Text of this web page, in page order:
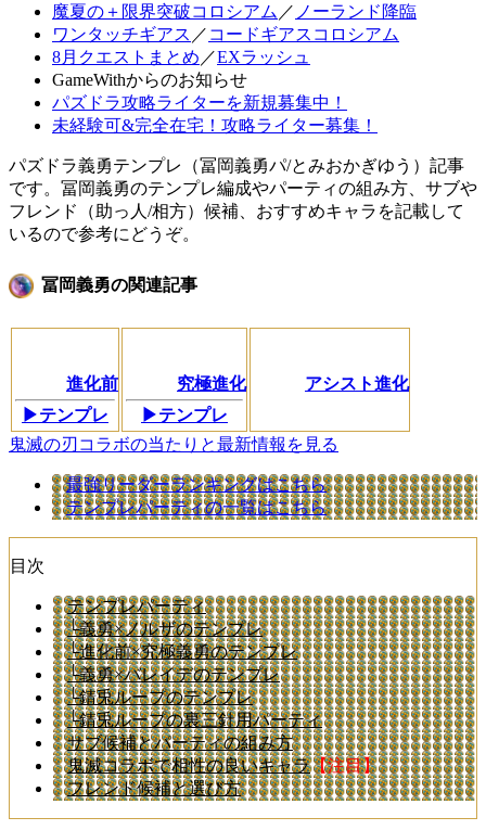
魔夏の＋限界突破コロシアム ／ ノーランド降臨
ワンタッチギアス ／ コードギアスコロシアム
8月クエストまとめ ／EXラッシュ
GameWithからのお知らせ
パズドラ攻略ライターを新規募集中！
未経験可&完全在宅！攻略ライター募集！
パズドラ義勇テンプレ（冨岡義勇パ/とみおかぎゆう）記事
です。冨岡義勇のテンプレ編成やパーティの組み方、サブや
フレンド（助っ人/相方）候補、おすすめキャラを記載して
いるので参考にどうぞ。
冨岡義勇の関連記事
進化前
▶︎テンプレ
究極進化
▶︎テンプレ
アシスト進化
鬼滅の刃コラボの当たりと最新情報を見る
最強リーダーランキングはこちら
テンプレパーティの一覧はこちら
目次
テンプレパーティ
└義勇×ノルザのテンプレ
└進化前×究極義勇のテンプレ
└義勇×バレイデのテンプレ
└錆兎ループのテンプレ
└錆兎ループの裏三針用パーティ
サブ候補とパーティの組み方
鬼滅コラボで相性の良いキャラ【注目】
フレンド候補と選び方